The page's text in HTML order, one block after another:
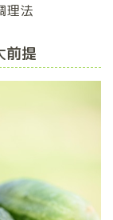
理法
前提